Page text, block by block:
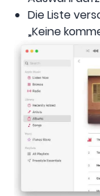
Die Liste
„Keine